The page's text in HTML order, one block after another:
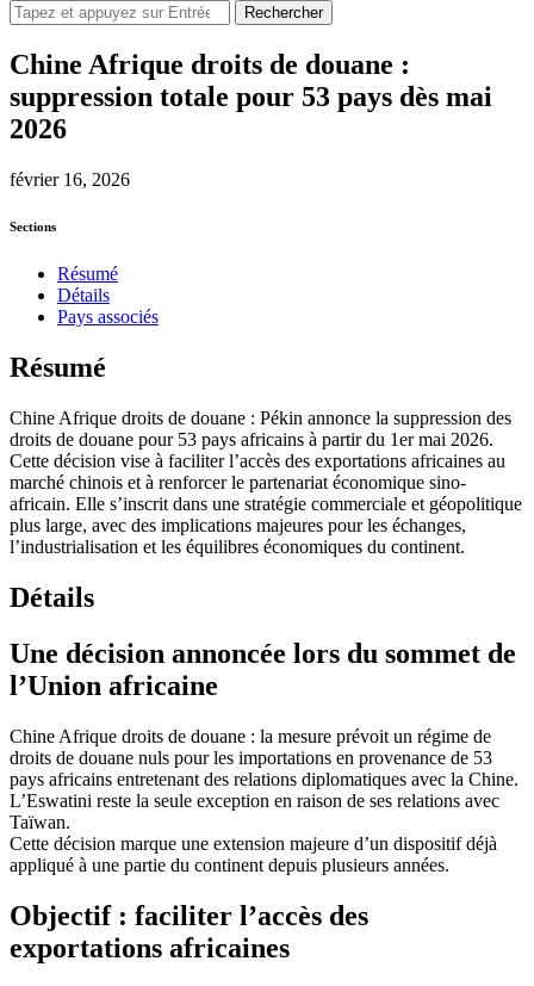
Rechercher
Chine Afrique droits de douane :
suppression totale pour 53 pays dès mai
2026
février 16, 2026
Sections
Résumé
Détails
Pays associés
Résumé
Chine Afrique droits de douane : Pékin annonce la suppression des
droits de douane pour 53 pays africains à partir du 1er mai 2026.
Cette décision vise à faciliter l’accès des exportations africaines au
marché chinois et à renforcer le partenariat économique sino-
africain. Elle s’inscrit dans une stratégie commerciale et géopolitique
plus large, avec des implications majeures pour les échanges,
l’industrialisation et les équilibres économiques du continent.
Détails
Une décision annoncée lors du sommet de
l’Union africaine
Chine Afrique droits de douane : la mesure prévoit un régime de
droits de douane nuls pour les importations en provenance de 53
pays africains entretenant des relations diplomatiques avec la Chine.
L’Eswatini reste la seule exception en raison de ses relations avec
Taïwan.
Cette décision marque une extension majeure d’un dispositif déjà
appliqué à une partie du continent depuis plusieurs années.
Objectif : faciliter l’accès des
exportations africaines